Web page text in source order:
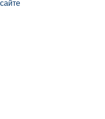
сайте